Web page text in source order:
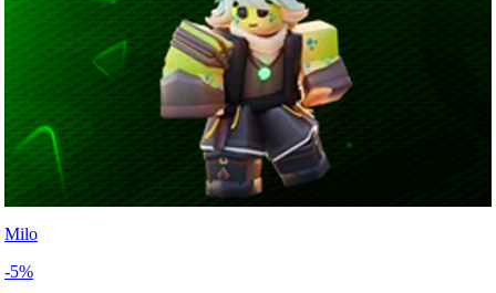
Milo
-5%